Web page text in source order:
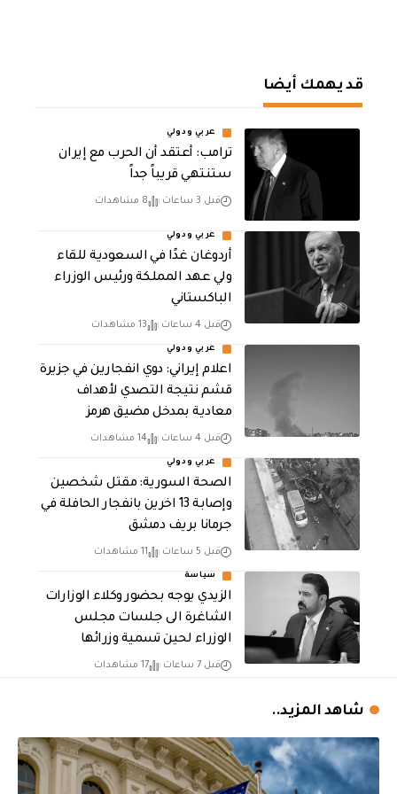
قد يهمك أيضا
عربي ودولي
‏ترامب: أعتقد أن الحرب مع إيران
ستنتهي قريباً جداً
قبل 3 ساعات 8 مشاهدات
عربي ودولي
أردوغان غدًا في السعودية للقاء
ولي عهد المملكة ورئيس الوزراء
الباكستاني
قبل 4 ساعات 13 مشاهدات
عربي ودولي
اعلام إيراني: دوي انفجارين في جزيرة
قشم نتيجة التصدي لأهداف
معادية بمدخل مضيق هرمز
قبل 4 ساعات 14 مشاهدات
عربي ودولي
الصحة السورية: مقتل شخصين
وإصابة 13 اخرين بانفجار الحافلة في
جرمانا بريف دمشق
قبل 5 ساعات 11 مشاهدات
سياسة
الزيدي يوجه بحضور وكلاء الوزارات
الشاغرة الى جلسات مجلس
الوزراء لحين تسمية وزرائها
قبل 7 ساعات 17 مشاهدات
شاهد المزيد..